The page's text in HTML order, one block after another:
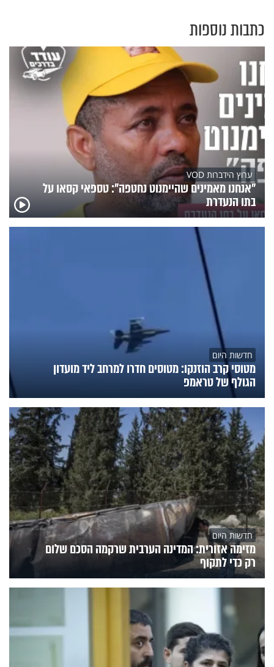
כתבות נוספות
ערוץ הידברות VOD
"אנחנו מאמינים שהיימנוט נחטפה": טספאי קסאו על
בתו הנעדרת
חדשות היום
מטוסי קרב הוזנקו: מטוסים חדרו למרחב ליד מועדון
הגולף של טראמפ
חדשות היום
מזימה אזורית: המדינה הערבית שרקמה הסכם שלום
רק כדי לתקוף